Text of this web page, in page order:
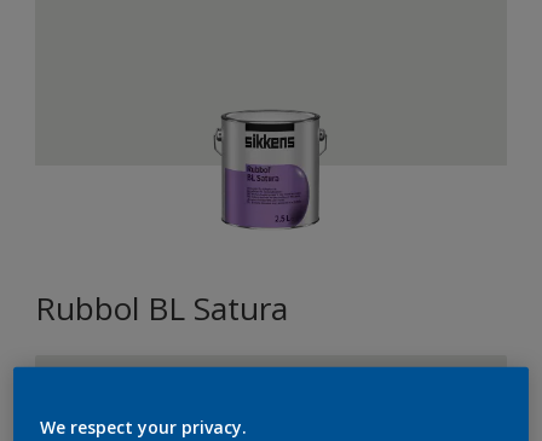
Rubbol BL Satura
We respect your privacy.